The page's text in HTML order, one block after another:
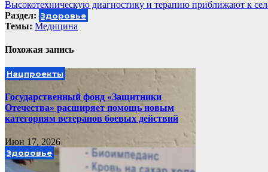
по
записям
Высокотехническую диагностику и терапию приближают к
Раздел: Здоровье
Темы: Медицина
Похожая запись
Нацпроекты
Государственный фонд «Защитники
Отечества» расширяет помощь новым
категориям ветеранов боевых действий
Июн 17, 2026
Здоровье